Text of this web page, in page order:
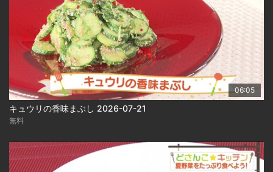
06:05
キュウリの香味まぶし 2026-07-21
無料